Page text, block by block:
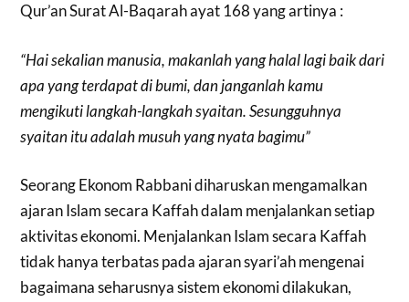
Qur’an Surat Al-Baqarah ayat 168 yang artinya :
“Hai sekalian manusia, makanlah yang halal lagi baik dari
apa yang terdapat di bumi, dan janganlah kamu
mengikuti langkah-langkah syaitan. Sesungguhnya
syaitan itu adalah musuh yang nyata bagimu”
Seorang Ekonom Rabbani diharuskan mengamalkan
ajaran Islam secara Kaffah dalam menjalankan setiap
aktivitas ekonomi. Menjalankan Islam secara Kaffah
tidak hanya terbatas pada ajaran syari’ah mengenai
bagaimana seharusnya sistem ekonomi dilakukan,